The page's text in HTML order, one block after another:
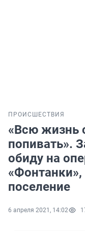
ПРОИСШЕСТВИЯ
«Всю жизнь
попивать».
обиду на
поселение
6 апреля 2021, 14:02